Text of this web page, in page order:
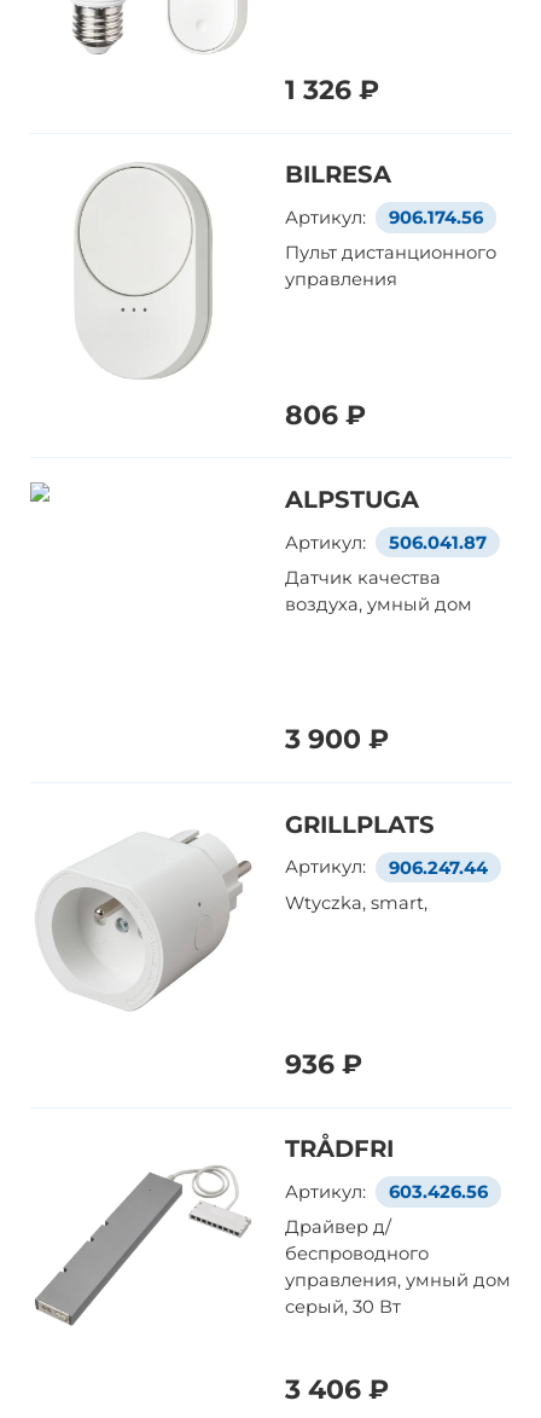
1 326 ₽
BILRESA
Артикул:
906.174.56
Пульт дистанционного
управления
806 ₽
ALPSTUGA
Артикул:
506.041.87
Датчик качества
воздуха, умный дом
3 900 ₽
GRILLPLATS
Артикул:
906.247.44
Wtyczka, smart,
936 ₽
TRÅDFRI
Артикул:
603.426.56
Драйвер д/
беспроводного
управления, умный дом
серый, 30 Вт
3 406 ₽